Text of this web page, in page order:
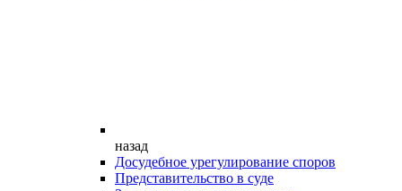
назад
Досудебное урегулирование споров
Представительство в суде